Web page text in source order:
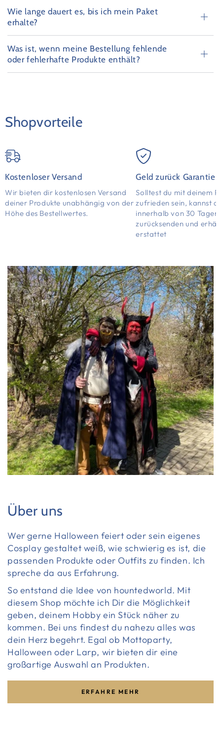
Wie lange dauert es, bis ich mein Paket
erhalte?
Was ist, wenn meine Bestellung fehlende
oder fehlerhafte Produkte enthält?
Shopvorteile
Kostenloser Versand
Wir bieten dir kostenlosen Versand
deiner Produkte unabhängig von der
Höhe des Bestellwertes.
Geld zurück Garantie
Solltest du mit deinem
zufrieden sein, kannst
innerhalb von 30 Tagen
zurücksenden und
erstattet
Über uns
Wer gerne Halloween feiert oder sein eigenes
Cosplay gestaltet weiß, wie schwierig es ist, die
passenden Produkte oder Outfits zu finden. Ich
spreche da aus Erfahrung.
So entstand die Idee von hountedworld. Mit
diesem Shop möchte ich Dir die Möglichkeit
geben, deinem Hobby ein Stück näher zu
kommen. Bei uns findest du nahezu alles was
dein Herz begehrt. Egal ob Mottoparty,
Halloween oder Larp, wir bieten dir eine
großartige Auswahl an Produkten.
ERFAHRE MEHR